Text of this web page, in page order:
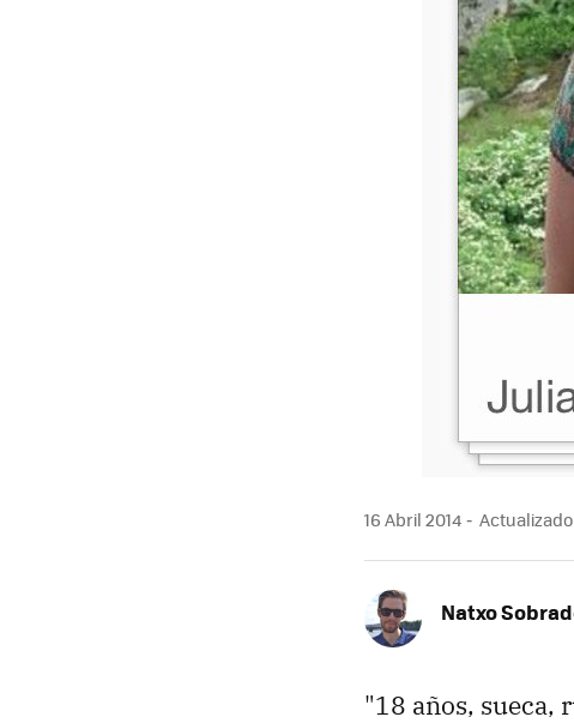
16 Abril 2014 Actualizado
Natxo
"18 años, sueca,